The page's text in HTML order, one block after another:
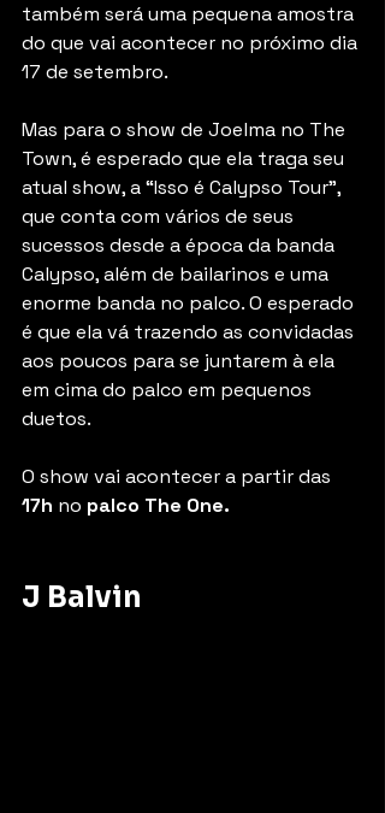
também será uma pequena amostra
do que vai acontecer no próximo dia
17 de setembro.
Mas para o show de Joelma no The
Town, é esperado que ela traga seu
atual show, a “Isso é Calypso Tour”,
que conta com vários de seus
sucessos desde a época da banda
Calypso, além de bailarinos e uma
enorme banda no palco. O esperado
é que ela vá trazendo as convidadas
aos poucos para se juntarem à ela
em cima do palco em pequenos
duetos.
O show vai acontecer a partir das
17h no palco The One.
J Balvin